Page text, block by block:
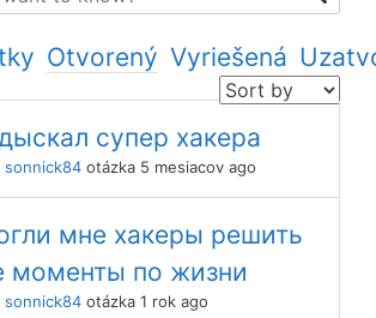
Otvorený Vyriešená
супер хакера
sonnick84 otázka 5 mesiacov ago
мне хакеры решить
моменты по жизни
sonnick84 otázka 1 rok ago